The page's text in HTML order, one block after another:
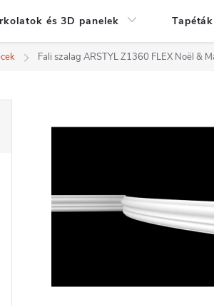
és 3D panelek
Fali szalag ARSTYL Z1360 FLEX Noël &